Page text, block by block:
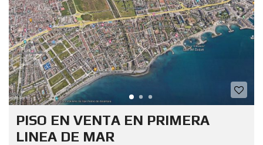
PISO EN VENTA EN PRIMERA
LINEA DE MAR